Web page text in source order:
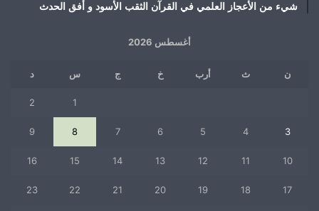
شيء من الأعجاز العلمي في القرآن الثقب الأسود و أفق الحدث
أغسطس 2026
ن ث أرب خ ج س د
1
2
3
4
5
6
7
8
9
10
11
12
13
14
15
16
17
18
19
20
21
22
23